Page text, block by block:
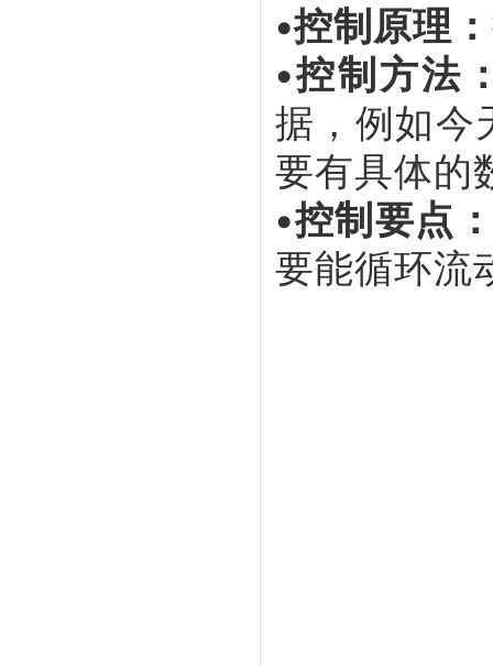
•控制原理：
•控制方法
据，例如今
要有具体的
•控制要点
要能循环流